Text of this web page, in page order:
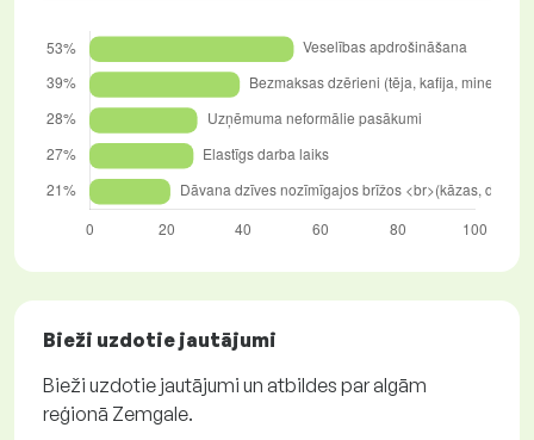
Bieži uzdotie jautājumi
Bieži uzdotie jautājumi un atbildes par algām
reģionā Zemgale.